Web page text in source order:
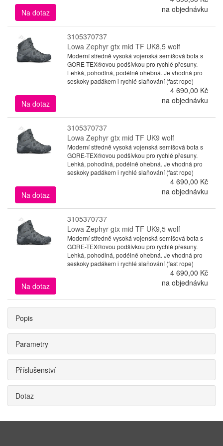
Na dotaz
na objednávku
3105370737
Lowa Zephyr gtx mid TF UK8,5 wolf
Moderní středně vysoká vojenská semišová bota s
GORE-TEX®ovou podšívkou pro rychlé přesuny.
Lehká, pohodlná, podélně ohebná. Je vhodná pro
seskoky padákem i rychlé slaňování (fast rope)
4 690,00 Kč
Na dotaz
na objednávku
3105370737
Lowa Zephyr gtx mid TF UK9 wolf
Moderní středně vysoká vojenská semišová bota s
GORE-TEX®ovou podšívkou pro rychlé přesuny.
Lehká, pohodlná, podélně ohebná. Je vhodná pro
seskoky padákem i rychlé slaňování (fast rope)
4 690,00 Kč
Na dotaz
na objednávku
3105370737
Lowa Zephyr gtx mid TF UK9,5 wolf
Moderní středně vysoká vojenská semišová bota s
GORE-TEX®ovou podšívkou pro rychlé přesuny.
Lehká, pohodlná, podélně ohebná. Je vhodná pro
seskoky padákem i rychlé slaňování (fast rope)
4 690,00 Kč
Na dotaz
na objednávku
Popis
Parametry
Příslušenství
Dotaz